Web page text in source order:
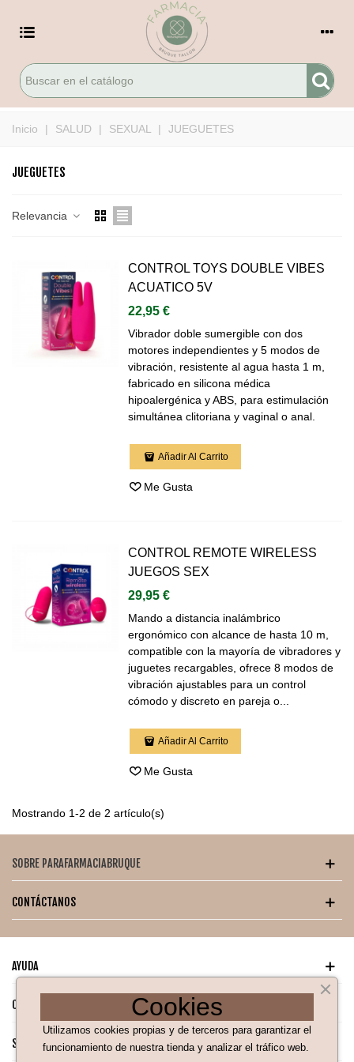
Inicio | SALUD | SEXUAL | JUEGUETES
JUEGUETES
Relevancia
CONTROL TOYS DOUBLE VIBES
ACUATICO 5V
22,95 €
Vibrador doble sumergible con dos
motores independientes y 5 modos de
vibración, resistente al agua hasta 1 m,
fabricado en silicona médica
hipoalergénica y ABS, para estimulación
simultánea clitoriana y vaginal o anal.
Añadir Al Carrito
Me Gusta
CONTROL REMOTE WIRELESS
JUEGOS SEX
29,95 €
Mando a distancia inalámbrico
ergonómico con alcance de hasta 10 m,
compatible con la mayoría de vibradores y
juguetes recargables, ofrece 8 modos de
vibración ajustables para un control
cómodo y discreto en pareja o...
Añadir Al Carrito
Me Gusta
Mostrando 1-2 de 2 artículo(s)
SOBRE PARAFARMACIABRUQUE
CONTÁCTANOS
AYUDA
CATÁLOGO PARA TI
SÍGUENOS EN NUESTRAS REDES SOCIALES
Cookies
Utilizamos cookies propias y de terceros para garantizar el
funcionamiento de nuestra tienda y analizar el tráfico web.